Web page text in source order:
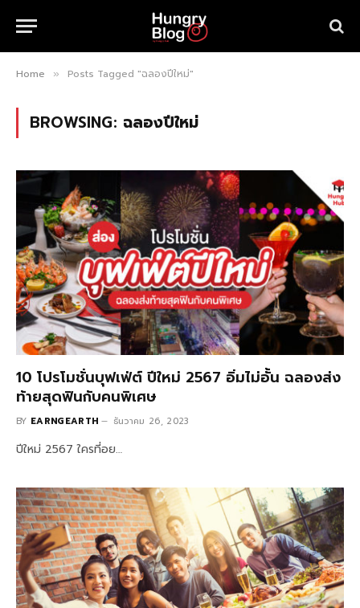
Home » Posts Tagged "ฉลองปีใหม่"
BROWSING: ฉลองปีใหม่
10 โปรโมชั่นบุฟเฟ่ต์ ปีใหม่ 2567 อิ่มไม่อั้น ฉลองส่ง
ท้ายสุดฟินกับคนพิเศษ
BY EARNGEARTH ธันวาคม 26, 2023
ปีใหม่ 2567 ใครที่อย…